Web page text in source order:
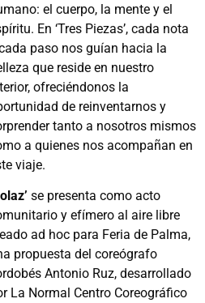
el cuerpo, la mente y el
En ‘Tres Piezas’, cada nota
paso nos guían hacia la
que reside en nuestro
ofreciéndonos la
de reinventarnos y
tanto a nosotros mismos
a quienes nos acompañan en
viaje.
se presenta como acto
y efímero al aire libre
ad hoc para Feria de Palma,
propuesta del coreógrafo
Antonio Ruz, desarrollado
La Normal Centro Coreográfico